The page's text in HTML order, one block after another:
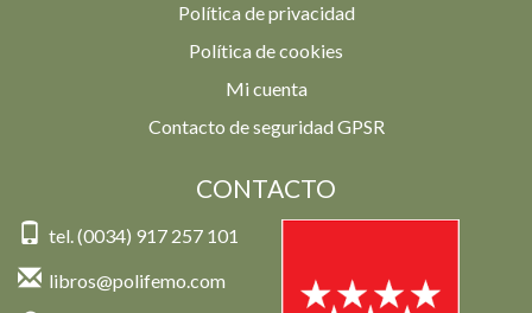
Política de privacidad
Política de cookies
Mi cuenta
Contacto de seguridad GPSR
CONTACTO
tel. (0034) 917 257 101
libros@polifemo.com